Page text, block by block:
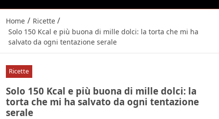
Home / Ricette /
Solo 150 Kcal e più buona di mille dolci: la torta che mi ha
salvato da ogni tentazione serale
Ricette
Solo 150 Kcal e più buona di mille dolci: la
torta che mi ha salvato da ogni tentazione
serale